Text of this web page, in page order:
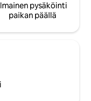
pysäköinti
paikan päällä